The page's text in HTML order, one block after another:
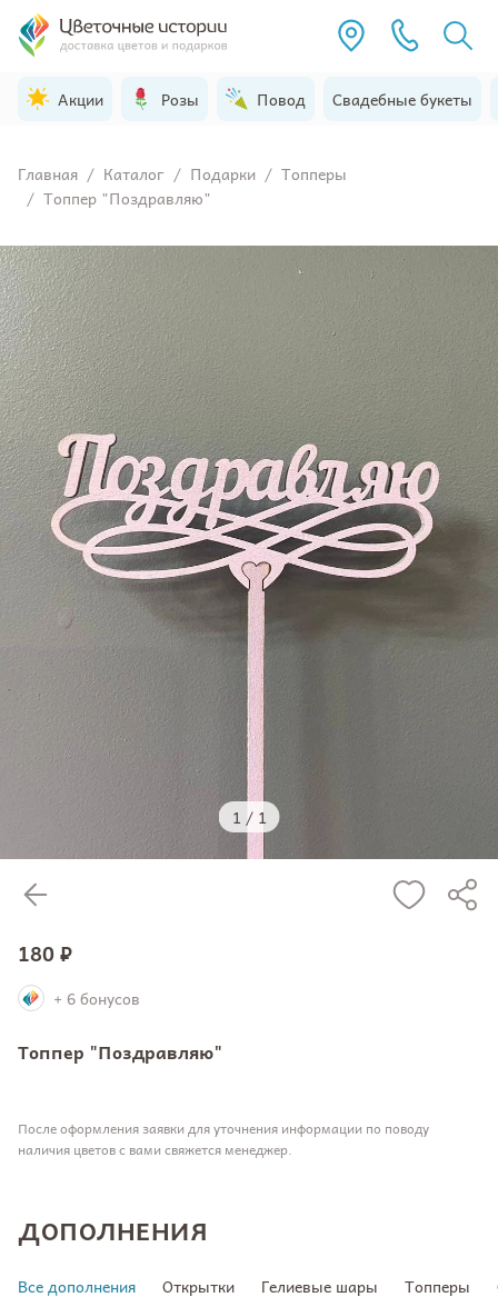
Акции Розы Повод Свадебные букеты
Главная / Каталог / Подарки / Топперы
/ Топпер "Поздравляю"
Топпер "Поздравляю"
1 / 1
После оформления заявки для уточнения информации по поводу
наличия цветов с вами свяжется менеджер.
180 ₽
+ 6 бонусов
ДОПОЛНЕНИЯ
Все дополнения Открытки Гелиевые шары Топперы